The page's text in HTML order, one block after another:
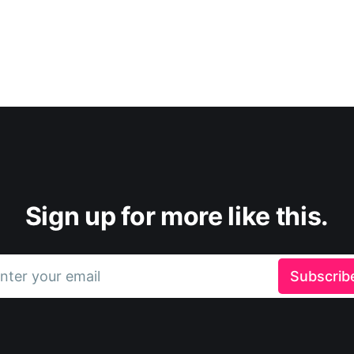
Sign up for more like this.
your email